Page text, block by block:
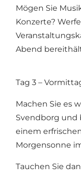
Mögen Sie
Konzerte?
Abend
Tag 3 –
Machen Sie es
Svendborg und
einem
Morgensonne
Tauchen Sie